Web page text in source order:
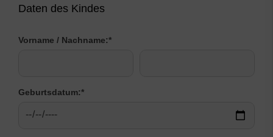
Daten des Kindes
Vorname / Nachname:*
Geburtsdatum:*